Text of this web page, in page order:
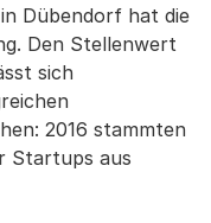
Dübendorf hat die
Den Stellenwert
sich
2016 stammten
Startups aus